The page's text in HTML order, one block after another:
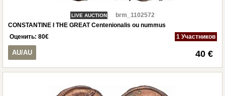
LIVE AUCTION
brm_1102572
CONSTANTINE I THE GREAT Centenionalis ou nummus
Оценить: 80€ 1 Участников
AU/AU 40 €